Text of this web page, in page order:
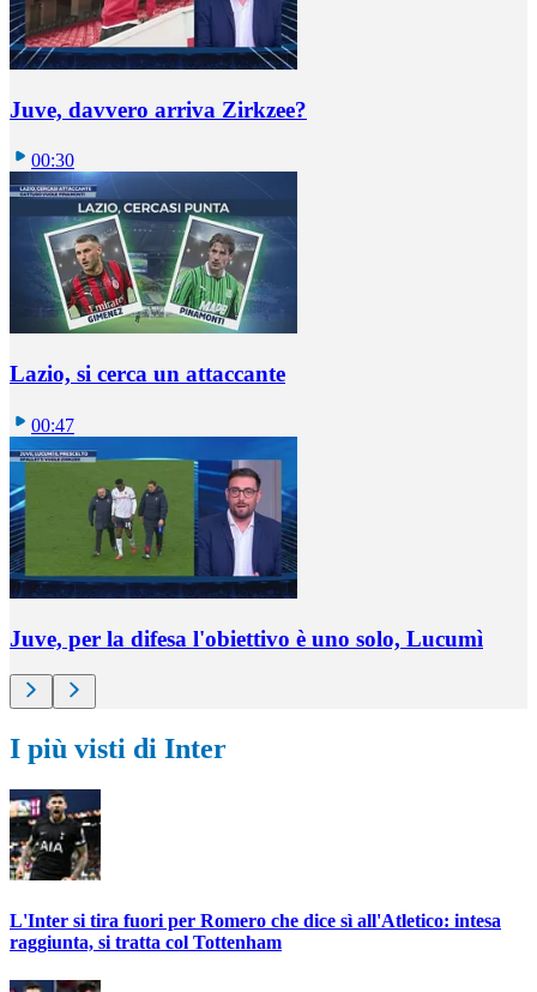
Juve, davvero arriva Zirkzee?
00:30
Lazio, si cerca un attaccante
00:47
Juve, per la difesa l'obiettivo è uno solo, Lucumì
I più visti di Inter
L'Inter si tira fuori per Romero che dice sì all'Atletico: intesa
raggiunta, si tratta col Tottenham